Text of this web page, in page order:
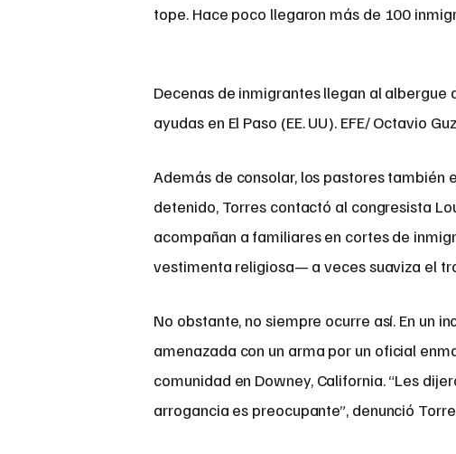
tope. Hace poco llegaron más de 100
Decenas de inmigrantes llegan al
ayudas en El Paso (EE. UU). EFE/ Octavio
Además de consolar, los pastores también
detenido, Torres contactó al congresista
acompañan a familiares en cortes de
vestimenta religiosa— a veces suaviza el
No obstante, no siempre ocurre así. En un
amenazada con un arma por un oficial
comunidad en Downey, California. “Les
arrogancia es preocupante”, denunció